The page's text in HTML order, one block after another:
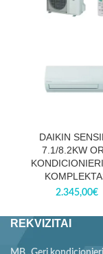
DAIKIN
7.1/8.2KW
2.345,00€
REKVIZITAI